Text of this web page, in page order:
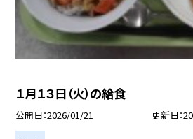
１月１３日（火）の給食
公開日 2026/01/21 更新日